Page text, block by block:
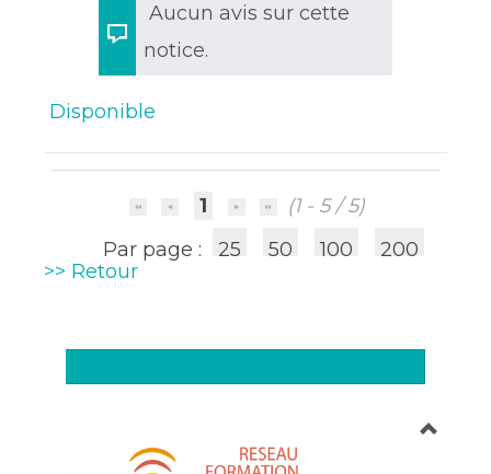
Aucun avis sur cette
notice.
Disponible
1
(1 - 5 / 5)
Par page :
25 50 100
200
>> Retour